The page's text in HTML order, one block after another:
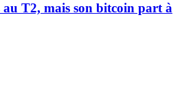
au T2, mais son bitcoin part à